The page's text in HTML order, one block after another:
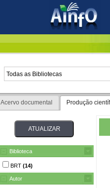
Acervo documental Produção
Biblioteca
BRT (14)
Autor